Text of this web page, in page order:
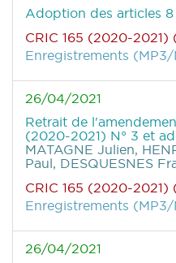
Adoption des articles
CRIC 165 (2020-2021)
Enregistrements
26/04/2021
Retrait de
(2020-2021) N° 3 et
MATAGNE Julien,
Paul, DESQUESNES
CRIC 165 (2020-2021)
Enregistrements
26/04/2021